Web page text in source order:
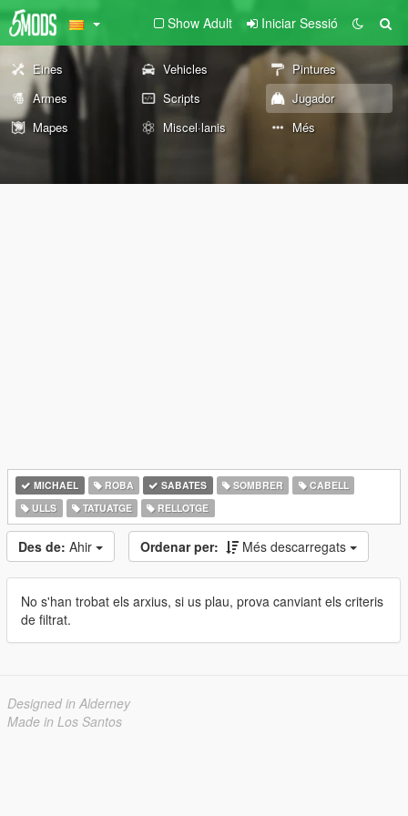
Show Adult Iniciar Sessió
Eines Vehicles
Pintures
Armes
Scripts
Jugador
Mapes
Miscel·lanis Més
MICHAEL ROBA SABATES SOMBRER
CABELL
ULLS
TATUATGE RELLOTGE
Des de: Ahir Ordenar per: Més descarregats
No s'han trobat els arxius, si us plau, prova canviant els criteris
de filtrat.
Designed in Alderney
Made in Los Santos